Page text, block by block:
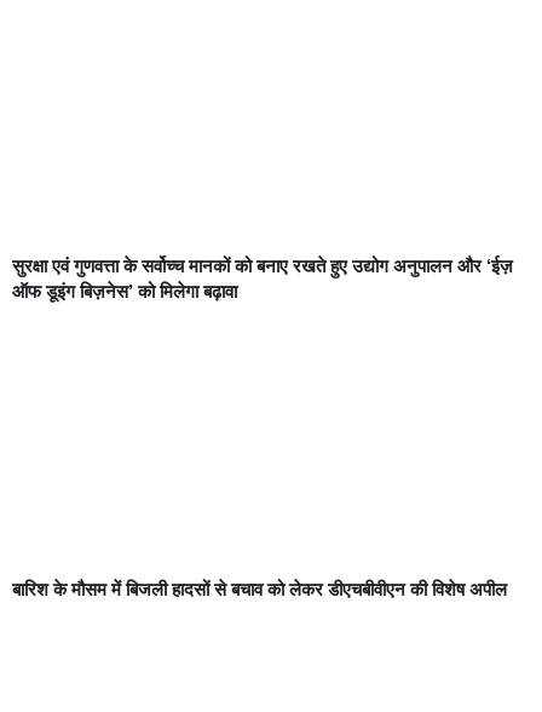
सुरक्षा एवं गुणवत्ता के सर्वोच्च मानकों को बनाए रखते हुए उद्योग अनुपालन और ‘ईज़
ऑफ डूइंग बिज़नेस’ को मिलेगा बढ़ावा
बारिश के मौसम में बिजली हादसों से बचाव को लेकर डीएचबीवीएन की विशेष अपील